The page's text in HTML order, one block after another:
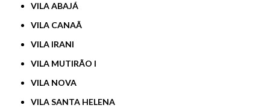
VILA ABAJÁ
VILA CANAÃ
VILA IRANI
VILA MUTIRÃO I
VILA NOVA
VILA SANTA HELENA